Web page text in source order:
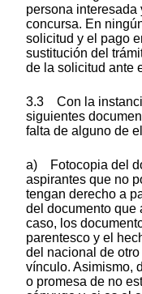
persona
concursa. En
solicitud y el pago
sustitución del
de la solicitud ante
3.3 Con la
siguientes
falta de alguno de
a) Fotocopia del
aspirantes que no
tengan derecho a
del documento que
caso, los
parentesco y el
del nacional de
vínculo. Asimismo,
o promesa de no